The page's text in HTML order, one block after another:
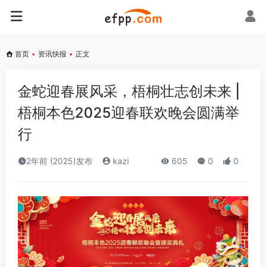
首页 • 资讯快报 • 正文
金蛇迎春展风采，梧桐壮志创未来 |
梧桐本色2025迎春联欢晚会圆满举
行
2年前 (2025)发布 kazi 605 0 0